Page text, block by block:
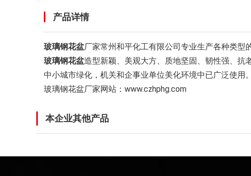
产品详情
玻璃钢花盆厂家常州和平化工有限公司专业生产各种类型
玻璃钢花盆造型新颖、美观大方、质地坚固、韧性强、抗
中小城市绿化，机关和企事业单位美化环境中已广泛使用。
玻璃钢花盆厂家网站：www.czhphg.com
本企业其他产品